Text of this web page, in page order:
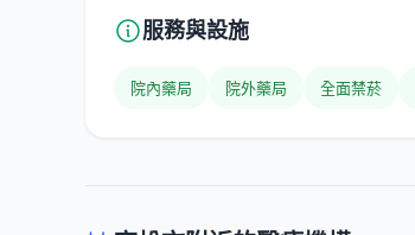
服務與設施
院內藥局 院外藥局 全面禁菸